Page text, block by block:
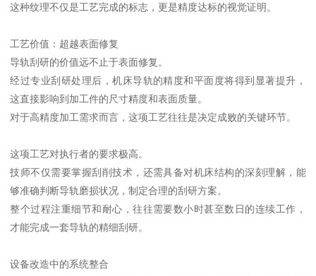
这种纹理不仅是工艺完成的标志，更是精度达标的视觉证明。
工艺价值：超越表面修复
导轨刮研的价值远不止于表面修复。
经过专业刮研处理后，机床导轨的精度和平面度将得到显著提升，
这直接影响到加工件的尺寸精度和表面质量。
对于高精度加工需求而言，这项工艺往往是决定成败的关键环节。
这项工艺对执行者的要求极高。
技师不仅需要掌握刮削技术，还需具备对机床结构的深刻理解，能
够准确判断导轨磨损状况，制定合理的刮研方案。
整个过程注重细节和耐心，往往需要数小时甚至数日的连续工作，
才能完成一套导轨的精细刮研。
设备改造中的系统整合